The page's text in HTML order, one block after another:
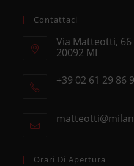
Contattaci
Via Matteotti, 66
20092 MI
in
+39 02 61 29 86
your
Orari Di Apertura